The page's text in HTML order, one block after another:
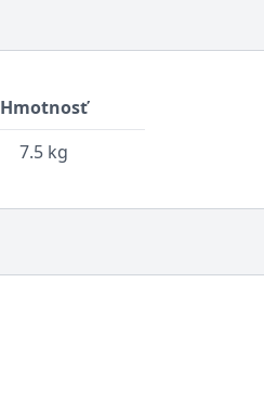
Hmotnosť
7.5 kg